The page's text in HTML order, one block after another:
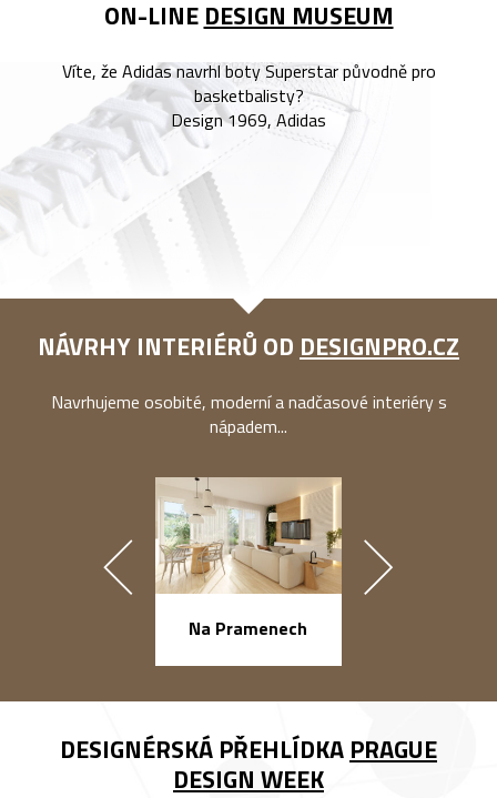
ON-LINE DESIGN MUSEUM
Víte, že Adidas navrhl boty Superstar původně pro
basketbalisty?
Design 1969, Adidas
NÁVRHY INTERIÉRŮ OD DESIGNPRO.CZ
Navrhujeme osobité, moderní a nadčasové interiéry s
nápadem...
Na Pramenech
DESIGNÉRSKÁ PŘEHLÍDKA PRAGUE
DESIGN WEEK